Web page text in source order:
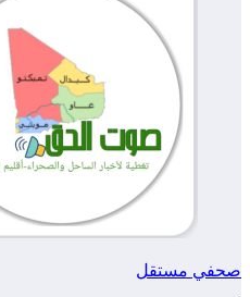
صحفي مستقل